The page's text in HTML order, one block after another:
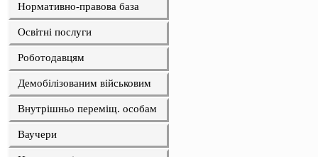
Нормативно-правова база
Освітні послуги
Роботодавцям
Демобілізованим військовим
Внутрішньо переміщ. особам
Ваучери